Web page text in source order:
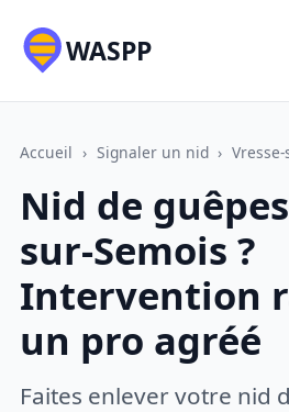
WASPP
Accueil › Signaler un nid ›
Nid de
sur-Semois ?
Intervention
un pro agréé
Faites enlever votre nid